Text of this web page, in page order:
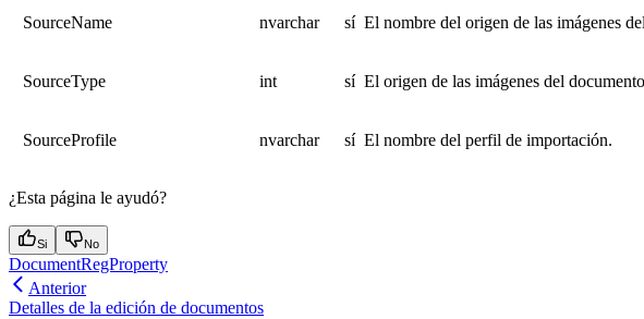
SourceName nvarchar sí El nombre del origen de las imágenes
SourceType int sí El origen de las imágenes del
SourceProfile nvarchar sí El nombre del perfil de importación.
¿Esta página le ayudó?
Si No
DocumentRegProperty
Anterior
Detalles de la edición de documentos